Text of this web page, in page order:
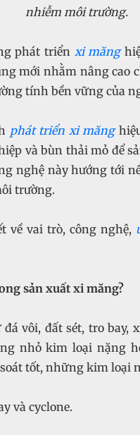
nhiễm môi trường.
phát triển xi măng
mới nhằm nâng cao
tính bền vững của
phát triển xi măng
và bùn thải mỏ để
nghệ này hướng tới
trường.
về vai trò, công nghệ,
sản xuất xi măng?
vôi, đất sét, tro bay,
nhỏ kim loại nặng
tốt, những kim loại
và cyclone.